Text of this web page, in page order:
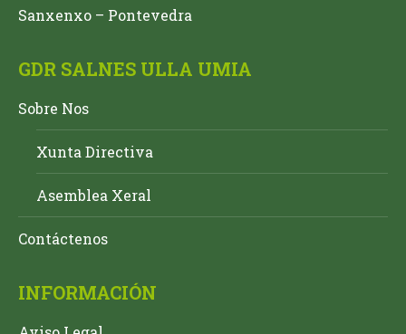
Sanxenxo – Pontevedra
GDR SALNES ULLA UMIA
Sobre Nos
Xunta Directiva
Asemblea Xeral
Contáctenos
INFORMACIÓN